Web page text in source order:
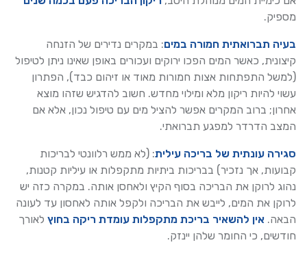
מספיק.
בעיה תברואתית חמורה במים: במקרים נדירים של הזנחה
קיצונית, כאשר המים הפכו ירוקים ועכורים באופן שאינו ניתן לטיפול
(למשל התפתחות אצות חמורות מאוד או זיהום כבד), הפתרון
עשוי להיות ריקון מלא ומילוי מחדש. חשוב להדגיש שזהו מוצא
אחרון; ברוב המקרים אפשר להציל מים עם טיפול נכון, אלא אם
המצב הדרדר למפגע תברואתי.
סגירה עונתית של בריכה עילית: (לא ממש רלוונטי לבריכות
קבועות, אך נזכיר) בבריכות ביתיות מתקפלות או עיליות קטנות,
נהוג לרוקן את הבריכה בסוף הקיץ ולאחסן אותה. במקרה כזה יש
לרוקן את המים, לייבש את הבריכה ולקפל אותה לאחסון עד לעונה
הבאה. אין להשאיר בריכת מתקפלות עומדת ריקה בחוץ לאורך
חודשים, כי החומר שלהן יינזק.